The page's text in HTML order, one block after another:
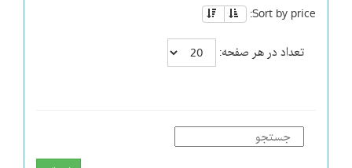
Sort by price:
تعداد در هر صفحه: